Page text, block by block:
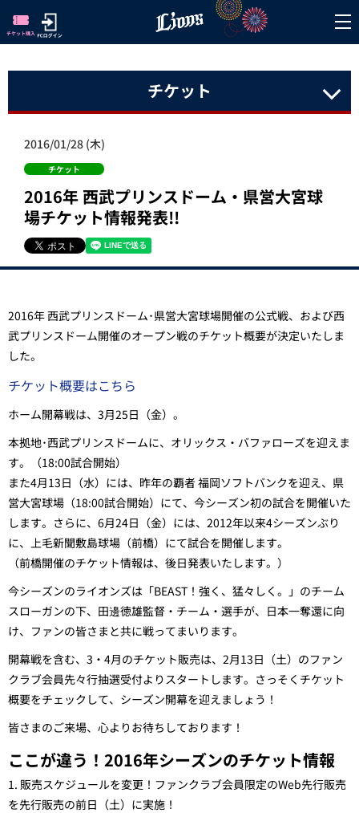
チケット
2016/01/28 (木)
チケット
2016年 西武プリンスドーム・県営大宮球
場チケット情報発表!!
2016年 西武プリンスドーム･県営大宮球場開催の公式戦、および西
武プリンスドーム開催のオープン戦のチケット概要が決定いたしま
した。
チケット概要はこちら
ホーム開幕戦は、3月25日（金）。
本拠地･西武プリンスドームに、オリックス・バファローズを迎えま
す。（18:00試合開始）
また4月13日（水）には、昨年の覇者 福岡ソフトバンクを迎え、県
営大宮球場（18:00試合開始）にて、今シーズン初の試合を開催いた
します。さらに、6月24日（金）には、2012年以来4シーズンぶり
に、上毛新聞敷島球場（前橋）にて試合を開催します。
（前橋開催のチケット情報は、後日発表いたします。）
今シーズンのライオンズは「BEAST！強く、猛々しく。」のチーム
スローガンの下、田邊徳雄監督・チーム・選手が、日本一奪還に向
け、ファンの皆さまと共に戦ってまいります。
開幕戦を含む、3・4月のチケット販売は、2月13日（土）のファン
クラブ会員先々行抽選受付よりスタートします。さっそくチケット
概要をチェックして、シーズン開幕を迎えましょう！
皆さまのご来場、心よりお待ちしております！
ここが違う！2016年シーズンのチケット情報
1. 販売スケジュールを変更！ ファンクラブ会員限定のWeb先行販売
を先行販売の前日（土）に実施！